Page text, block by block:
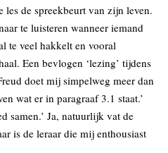
les de spreekbeurt van zijn leven.
te luisteren wanneer iemand
te veel hakkelt en vooral
Een bevlogen ‘lezing’ tijdens
doet mij simpelweg meer dan
wat er in paragraaf 3.1 staat.’
samen.’ Ja, natuurlijk vat de
is de leraar die mij enthousiast